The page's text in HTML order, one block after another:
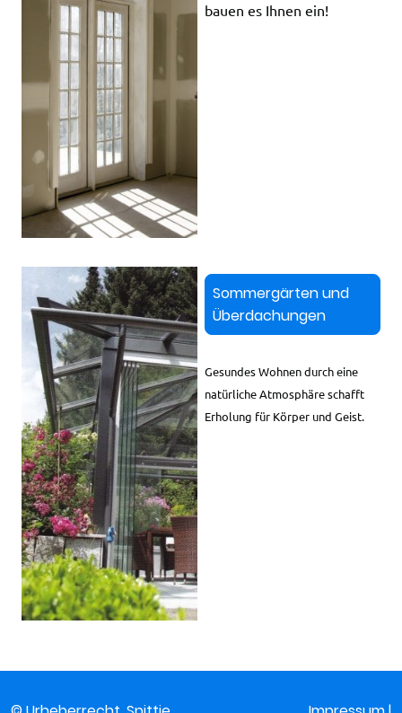
bauen es Ihnen ein!
Sommergärten und
Überdachungen
Gesundes Wohnen durch eine
natürliche Atmosphäre schafft
Erholung für Körper und Geist.